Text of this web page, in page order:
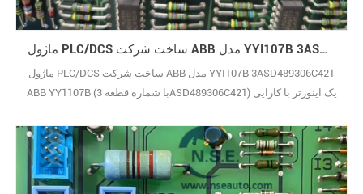
ماژول PLC/DCS ساخت شرکت ABB مدل YYI107B 3ASD489306C421
ماژول PLC/DCS ساخت شرکت ABB مدل YYI107B 3ASD489306C421
ABB YY1107B (با شماره قطعه 3ASD489306C421) یک اینورتر با کارایی
اتوماسیون صنعتی ساخته شده است. این فقط یک کنترل کننده موتور
ساده نیست - کار اصلی آن ارائه کنترل دقیق و سطح بالا بر روی موتورهای
الکتریکی است، چه در حال کار با نوار 29